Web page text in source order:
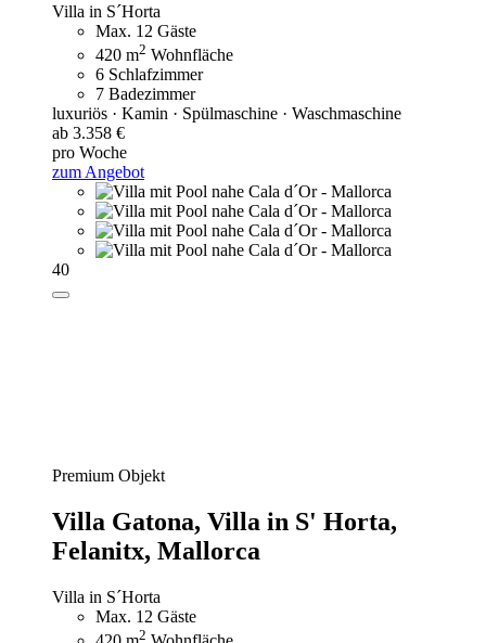
Villa in S´Horta
Max. 12 Gäste
420 m2 Wohnfläche
6 Schlafzimmer
7 Badezimmer
luxuriös · Kamin · Spülmaschine · Waschmaschine
ab 3.358 €
pro Woche
zum Angebot
40
Premium Objekt
Villa Gatona, Villa in S' Horta,
Felanitx, Mallorca
Villa in S´Horta
Max. 12 Gäste
2